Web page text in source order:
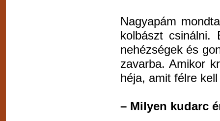
Nagyapám
kolbászt csinálni.
nehézségek és
zavarba. Amikor
héja, amit félre
– Milyen kudarc